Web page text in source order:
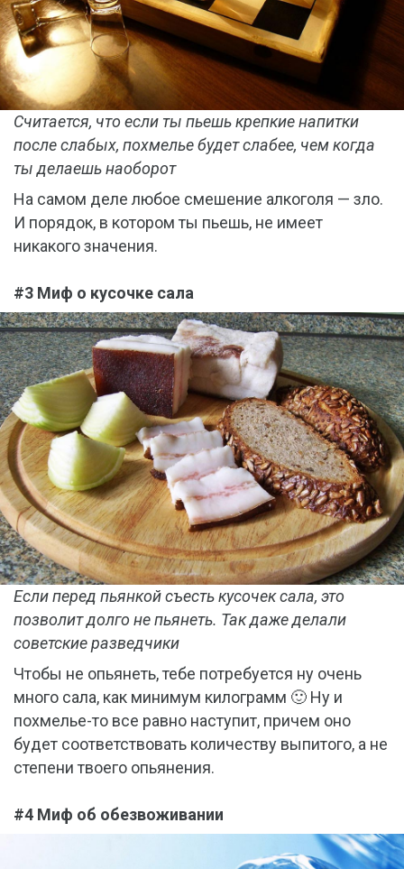
Считается, что если ты пьешь крепкие напитки
после слабых, похмелье будет слабее, чем когда
ты делаешь наоборот
На самом деле любое смешение алкоголя — зло.
И порядок, в котором ты пьешь, не имеет
никакого значения.
#3 Миф о кусочке сала
Если перед пьянкой съесть кусочек сала, это
позволит долго не пьянеть. Так даже делали
советские разведчики
Чтобы не опьянеть, тебе потребуется ну очень
много сала, как минимум килограмм 🙂 Ну и
похмелье-то все равно наступит, причем оно
будет соответствовать количеству выпитого, а не
степени твоего опьянения.
#4 Миф об обезвоживании